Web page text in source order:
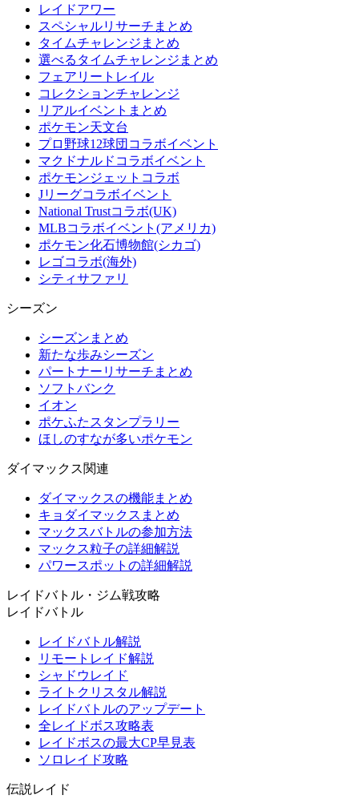
レイドアワー
スペシャルリサーチまとめ
タイムチャレンジまとめ
選べるタイムチャレンジまとめ
フェアリートレイル
コレクションチャレンジ
リアルイベントまとめ
ポケモン天文台
プロ野球12球団コラボイベント
マクドナルドコラボイベント
ポケモンジェットコラボ
Jリーグコラボイベント
National Trustコラボ(UK)
MLBコラボイベント(アメリカ)
ポケモン化石博物館(シカゴ)
レゴコラボ(海外)
シティサファリ
シーズン
シーズンまとめ
新たな歩みシーズン
パートナーリサーチまとめ
ソフトバンク
イオン
ポケふたスタンプラリー
ほしのすなが多いポケモン
ダイマックス関連
ダイマックスの機能まとめ
キョダイマックスまとめ
マックスバトルの参加方法
マックス粒子の詳細解説
パワースポットの詳細解説
レイドバトル・ジム戦攻略
レイドバトル
レイドバトル解説
リモートレイド解説
シャドウレイド
ライトクリスタル解説
レイドバトルのアップデート
全レイドボス攻略表
レイドボスの最大CP早見表
ソロレイド攻略
伝説レイド